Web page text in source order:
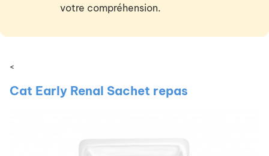
votre compréhension.
<
Cat Early Renal Sachet repas